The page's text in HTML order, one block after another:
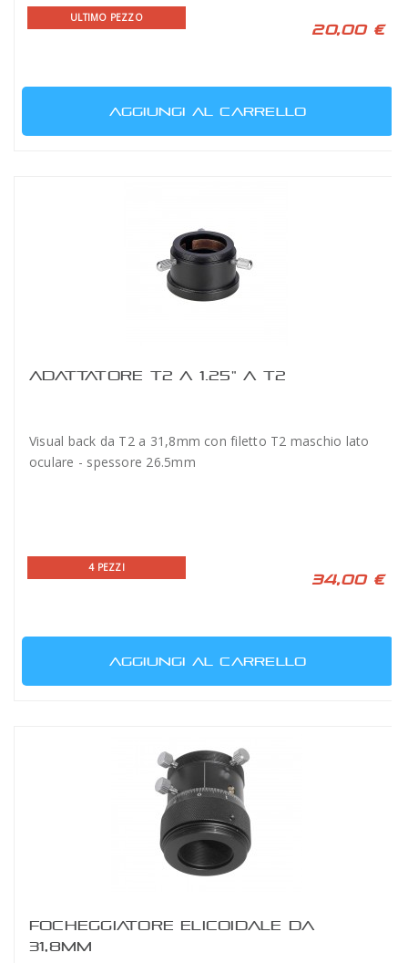
ULTIMO PEZZO
20,00 €
AGGIUNGI AL CARRELLO
ADATTATORE T2 A 1.25" A T2
Visual back da T2 a 31,8mm con filetto T2 maschio lato
oculare - spessore 26.5mm
4 PEZZI
34,00 €
AGGIUNGI AL CARRELLO
FOCHEGGIATORE ELICOIDALE DA
31,8MM